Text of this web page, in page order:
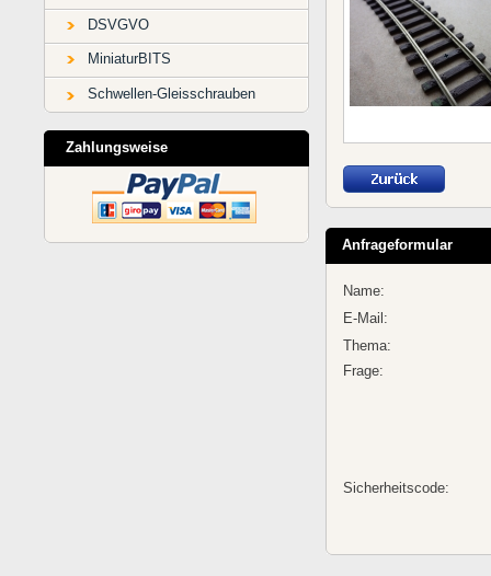
DSVGVO
MiniaturBITS
Schwellen-Gleisschrauben
Zahlungsweise
Anfrageformular
Name:
E-Mail:
Thema:
Frage:
Sicherheitscode: